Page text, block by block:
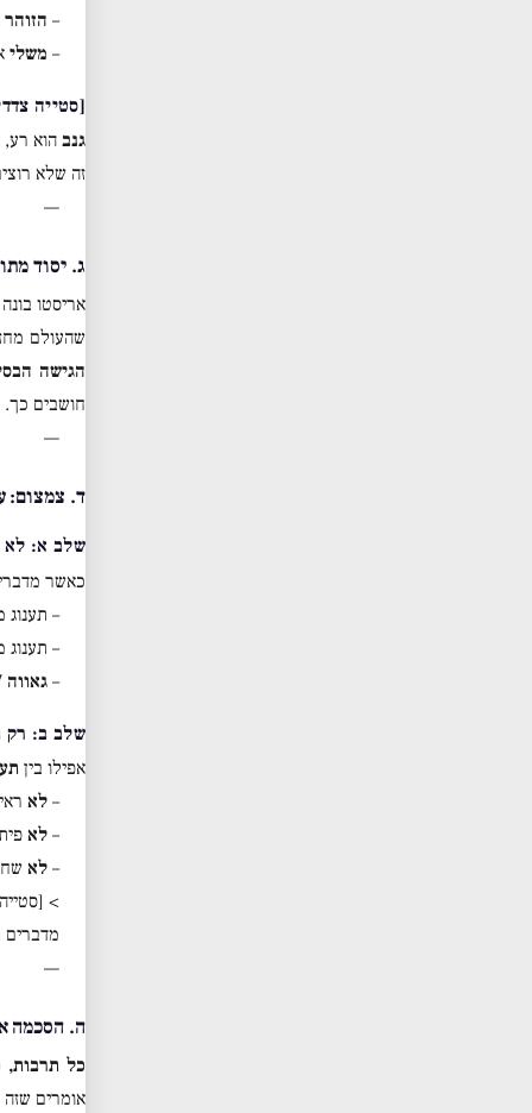
– הזוהר
– משלי
[סטייה
גנבהוא רע,
זה שלא
—
ג. יסוד
אריסטו
שהעולם
הגישה
חושבים כך.
—
ד. צמצום:
שלב א: לא
כאשר
– תענוג
– תענוג
–
שלב ב: רק
אפילו בין
–לא
–לא
–לא
>
מדברים
—
ה. הסכמה
כל
אומרים